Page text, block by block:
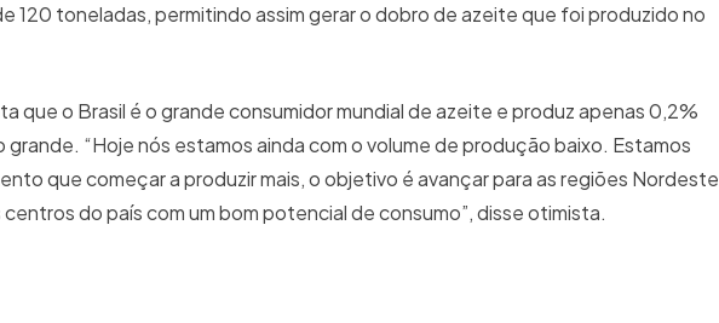
120 toneladas, permitindo assim gerar o dobro de azeite que foi produzido no
que o Brasil é o grande consumidor mundial de azeite e produz apenas 0,2%
“Hoje nós estamos ainda com o volume de produção baixo. Estamos
que começar a produzir mais, o objetivo é avançar para as regiões Nordeste
do país com um bom potencial de consumo”, disse otimista.